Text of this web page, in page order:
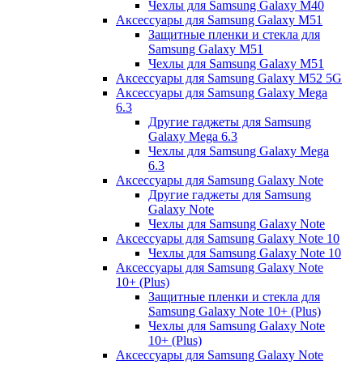
Чехлы для Samsung Galaxy M40
Аксессуары для Samsung Galaxy M51
Защитные пленки и стекла для
Samsung Galaxy M51
Чехлы для Samsung Galaxy M51
Аксессуары для Samsung Galaxy M52 5G
Аксессуары для Samsung Galaxy Mega
6.3
Другие гаджеты для Samsung
Galaxy Mega 6.3
Чехлы для Samsung Galaxy Mega
6.3
Аксессуары для Samsung Galaxy Note
Другие гаджеты для Samsung
Galaxy Note
Чехлы для Samsung Galaxy Note
Аксессуары для Samsung Galaxy Note 10
Чехлы для Samsung Galaxy Note 10
Аксессуары для Samsung Galaxy Note
10+ (Plus)
Защитные пленки и стекла для
Samsung Galaxy Note 10+ (Plus)
Чехлы для Samsung Galaxy Note
10+ (Plus)
Аксессуары для Samsung Galaxy Note